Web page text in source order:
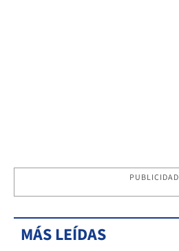
PUBLICIDAD
MÁS LEÍDAS